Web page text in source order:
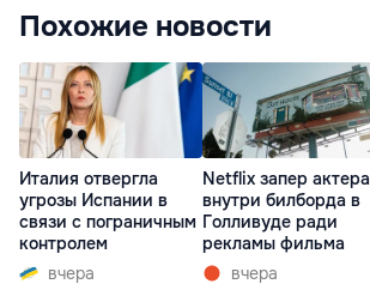
Похожие новости
Италия отвергла
угрозы Испании в
связи с пограничным
контролем
вчера
Netflix запер актера
внутри билборда в
Голливуде ради
рекламы фильма
вчера